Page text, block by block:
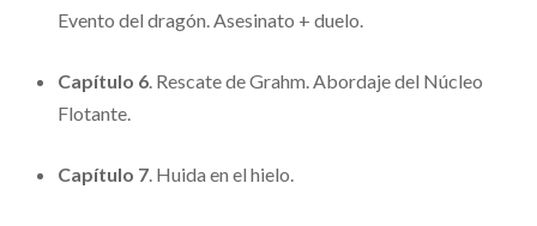
Evento del dragón. Asesinato + duelo.
Capítulo 6. Rescate de Grahm. Abordaje del Núcleo
Flotante.
Capítulo 7. Huida en el hielo.